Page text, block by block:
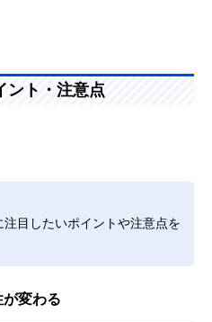
ント・注意点
目したいポイントや注意点を
変わる